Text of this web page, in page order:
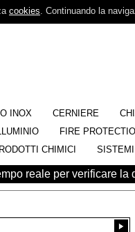
cookies. Continuando la
INOX CERNIERE
FIRE
CHIMICI
reale per verificare